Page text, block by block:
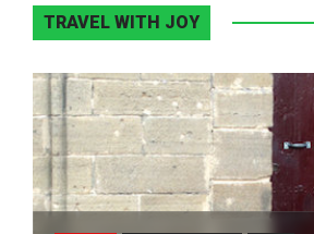
TRAVEL WITH JOY